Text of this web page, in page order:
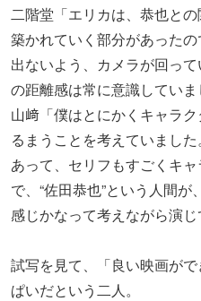
二階堂「エリカは、恭也と
築かれていく部分があった
出ないよう、カメラが回っ
の距離感は常に意識していま
山﨑「僕はとにかくキャラ
るまうことを考えていまし
あって、セリフもすごくキ
で、“佐田恭也”という人間
感じかなって考えながら演じ
試写を見て、「良い映画が
ぱいだという二人。